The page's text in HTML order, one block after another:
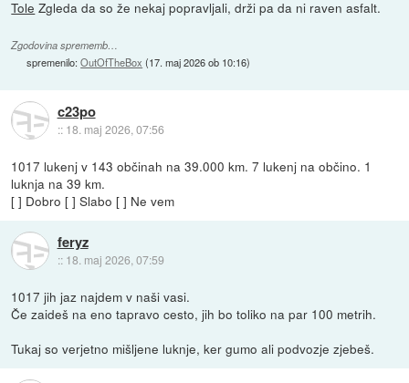
Tole Zgleda da so že nekaj popravljali, drži pa da ni raven asfalt.
Zgodovina sprememb…
spremenilo:OutOfTheBox (17. maj 2026 ob 10:16)
c23po
:: 18. maj 2026, 07:56
1017 lukenj v 143 občinah na 39.000 km. 7 lukenj na občino. 1
luknja na 39 km.
[ ] Dobro [ ] Slabo [ ] Ne vem
feryz
:: 18. maj 2026, 07:59
1017 jih jaz najdem v naši vasi.
Če zaideš na eno tapravo cesto, jih bo toliko na par 100 metrih.
Tukaj so verjetno mišljene luknje, ker gumo ali podvozje zjebeš.